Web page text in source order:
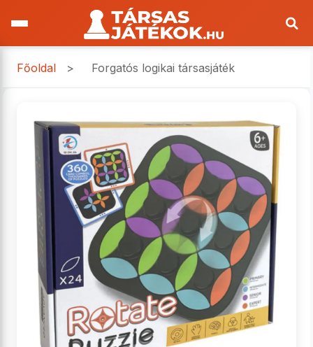
Főoldal > Forgatós logikai társasjáték